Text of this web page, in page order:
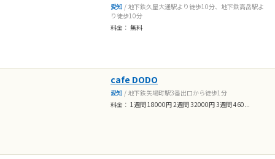
愛知 / 地下鉄久屋大通駅より徒歩10分、地下鉄高岳駅よ
り徒歩10分
料金： 無料
cafe DODO
愛知 / 地下鉄矢場町駅3番出口から徒歩1分
料金： 1週間 18000円 2週間 32000円 3週間 460...